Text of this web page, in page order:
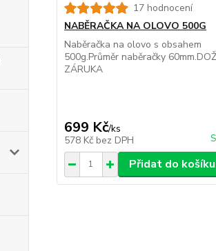
17 hodnocení
NABĚRAČKA NA OLOVO 500G
Naběračka na olovo s obsahem
500g.Průměr naběračky
ZÁRUKA
699 Kč/ks
578 Kč bez DPH
Přidat do košíku